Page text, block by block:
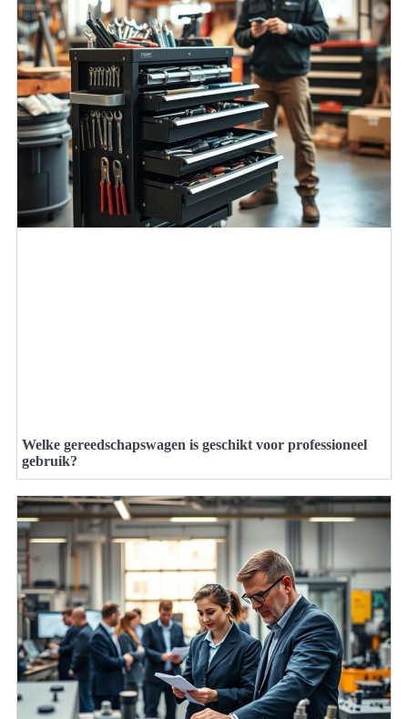
Welke gereedschapswagen is geschikt voor professioneel
gebruik?